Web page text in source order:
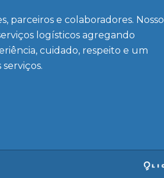
parceiros e colaboradores. Nosso
logísticos agregando
cuidado, respeito e um